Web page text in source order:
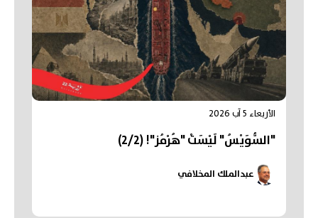
الأربعاء 5 آب 2026
"السُّوَيْسُ" لَيْسَتْ "هُرْمُز"! (2/2)
عبدالملك المخلافي